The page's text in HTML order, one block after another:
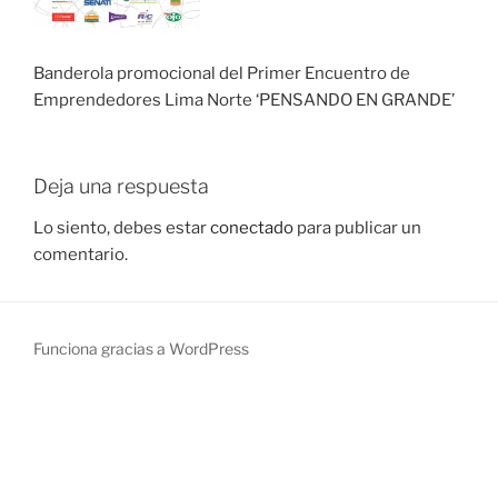
Banderola promocional del Primer Encuentro de
Emprendedores Lima Norte ‘PENSANDO EN GRANDE’
Deja una respuesta
Lo siento, debes estarconectado para publicar un
comentario.
Funciona gracias a WordPress